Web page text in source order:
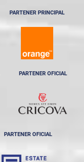
PARTENER PRINCIPAL
PARTENER OFICIAL
PARTENER OFICIAL